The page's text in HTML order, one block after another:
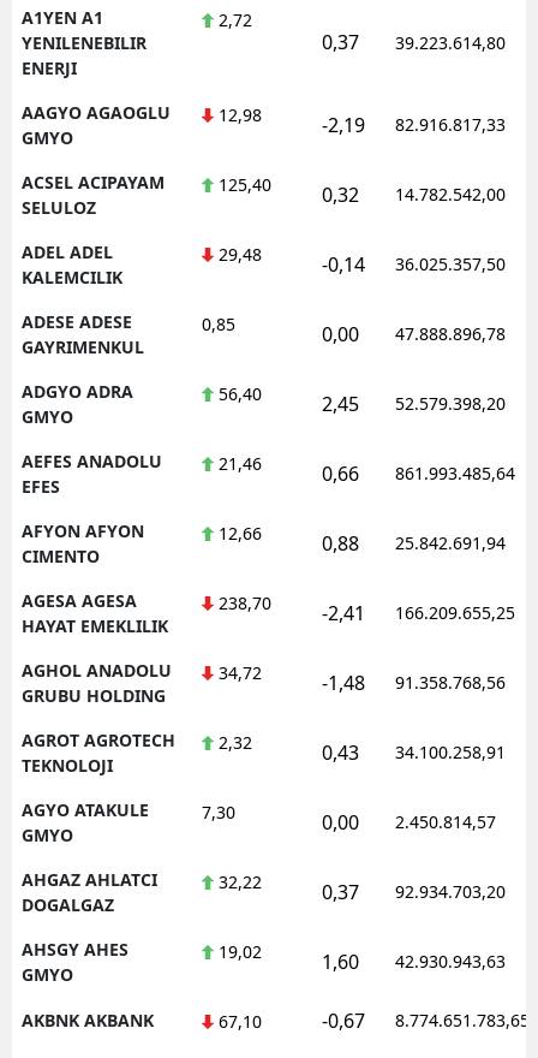
A1YEN A1
YENILENEBILIR
ENERJI
2,72
0,37 39.223.614,80
AAGYO AGAOGLU
GMYO
12,98 -2,19 82.916.817,33
ACSEL ACIPAYAM
SELULOZ
125,40 0,32 14.782.542,00
ADEL ADEL
KALEMCILIK
29,48 -0,14 36.025.357,50
ADESE ADESE
GAYRIMENKUL
0,85 0,00 47.888.896,78
ADGYO ADRA
GMYO
56,40 2,45 52.579.398,20
AEFES ANADOLU
EFES
21,46 0,66 861.993.485,64
AFYON AFYON
CIMENTO
12,66 0,88 25.842.691,94
AGESA AGESA
HAYAT EMEKLILIK
238,70 -2,41 166.209.655,25
AGHOL ANADOLU
GRUBU HOLDING
34,72 -1,48 91.358.768,56
AGROT AGROTECH
TEKNOLOJI
2,32 0,43 34.100.258,91
AGYO ATAKULE
GMYO
7,30 0,00 2.450.814,57
AHGAZ AHLATCI
DOGALGAZ
32,22 0,37 92.934.703,20
AHSGY AHES
GMYO
19,02 1,60 42.930.943,63
AKBNK AKBANK 67,10 -0,67 8.774.651.783,65